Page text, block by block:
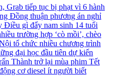
Grab tiếp tục bị phạt vì 6 hành
Đồng thuận phương án nghỉ
Điều gì đẩy nam sinh 14 tuổi
trường hợp ‘cò mồi’, chèo
tổ chức nhiều chương trình
đại học đầu tiên dự kiến
Thành trở lại mùa phim Tết
cơ diesel ít người biết